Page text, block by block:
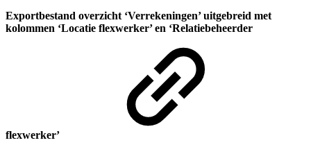
Exportbestand overzicht ‘Verrekeningen’ uitgebreid met
kolommen ‘Locatie flexwerker’ en ‘Relatiebeheerder
flexwerker’